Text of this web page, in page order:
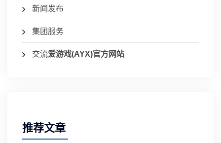
新闻发布
集团服务
交流爱游戏(AYX)官方网站
推荐文章